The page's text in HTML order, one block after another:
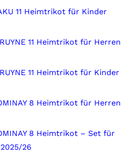
11 Heimtrikot für Kinder
11 Heimtrikot für Herren
11 Heimtrikot für Kinder
8 Heimtrikot für Herren
8 Heimtrikot – Set für
26